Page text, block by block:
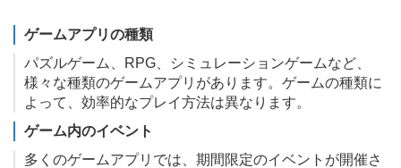
ゲームアプリの種類
パズルゲーム、RPG、シミュレーションゲームなど、
様々な種類のゲームアプリがあります。ゲームの種類に
よって、効率的なプレイ方法は異なります。
ゲーム内のイベント
多くのゲームアプリでは、期間限定のイベントが開催さ